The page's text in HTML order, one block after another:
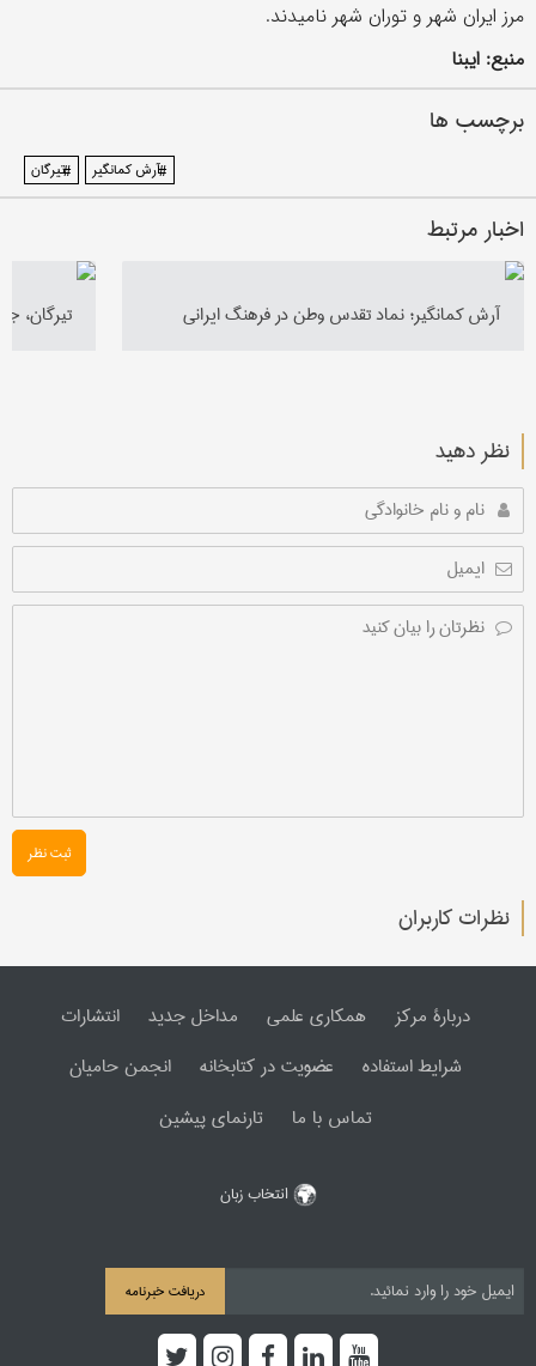
مرز ایران شهر و توران شهر نامیدند.
منبع: ایبنا
برچسب ها
#آرش کمانگیر #تیرگان
اخبار مرتبط
آرش کمانگیر؛ نماد تقدس وطن در فرهنگ ایرانی تیرگان،
نظر دهید
ثبت نظر
نظرات کاربران
دربارۀ مرکز همکاری علمی مداخل جدید
انتشارات
شرایط استفاده
عضویت در کتابخانه
انجمن حامیان
تماس با ما
تارنمای پیشین
انتخاب زبان
دریافت خبرنامه